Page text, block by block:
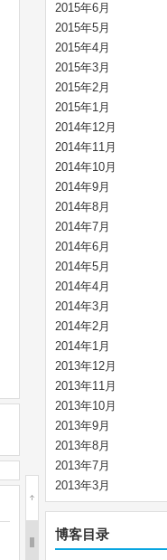
2015年6月
2015年5月
2015年4月
2015年3月
2015年2月
2015年1月
2014年12月
2014年11月
2014年10月
2014年9月
2014年8月
2014年7月
2014年6月
2014年5月
2014年4月
2014年3月
2014年2月
2014年1月
2013年12月
2013年11月
2013年10月
2013年9月
2013年8月
2013年7月
2013年3月
博客目录